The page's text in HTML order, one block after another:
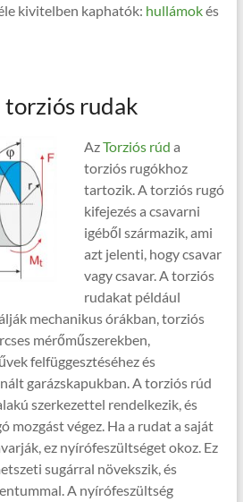
kivitelben kaphatók: hullámokés
torziós rudak
AzTorziós rúd a
torziós rugókhoz
tartozik. A torziós rugó
kifejezés a csavarni
igéből származik, ami
azt jelenti, hogy csavar
vagy csavar. A torziós
rudakat például
mechanikus órákban, torziós
mérőműszerekben,
felfüggesztéséhez és
garázskapukban. A torziós rúd
szerkezettel rendelkezik, és
mozgást végez. Ha a rudat a saját
ez nyírófeszültséget okoz. Ez
sugárral növekszik, és
A nyírófeszültség